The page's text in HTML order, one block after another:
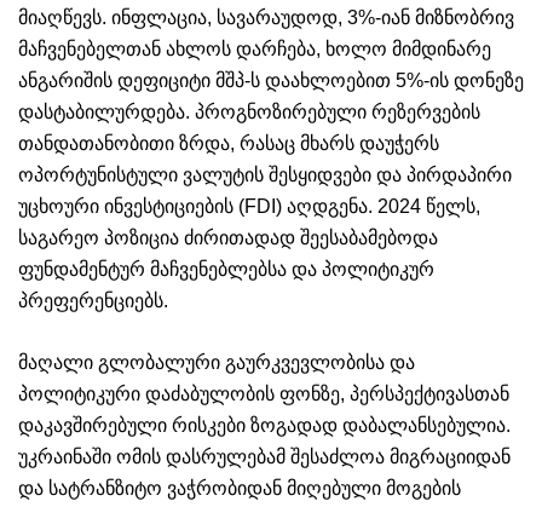
მიაღწევს. ინფლაცია, სავარაუდოდ, 3%-იან მიზნობრივ
მაჩვენებელთან ახლოს დარჩება, ხოლო მიმდინარე
ანგარიშის დეფიციტი მშპ-ს დაახლოებით 5%-ის დონეზე
დასტაბილურდება. პროგნოზირებული რეზერვების
თანდათანობითი ზრდა, რასაც მხარს დაუჭერს
ოპორტუნისტული ვალუტის შესყიდვები და პირდაპირი
უცხოური ინვესტიციების (FDI) აღდგენა. 2024 წელს,
საგარეო პოზიცია ძირითადად შეესაბამებოდა
ფუნდამენტურ მაჩვენებლებსა და პოლიტიკურ
პრეფერენციებს.
მაღალი გლობალური გაურკვევლობისა და
პოლიტიკური დაძაბულობის ფონზე, პერსპექტივასთან
დაკავშირებული რისკები ზოგადად დაბალანსებულია.
უკრაინაში ომის დასრულებამ შესაძლოა მიგრაციიდან
და სატრანზიტო ვაჭრობიდან მიღებული მოგების